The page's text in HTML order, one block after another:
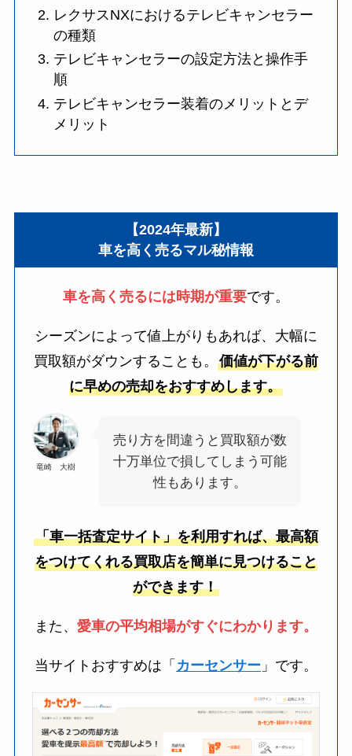
レクサスNXにおけるテレビキャンセラー
の種類
テレビキャンセラーの設定方法と操作手
順
テレビキャンセラー装着のメリットとデ
メリット
【2024年最新】
車を高く売るマル秘情報
車を高く売るには時期が重要です。
シーズンによって値上がりもあれば、大幅に
買取額がダウンすることも。 価値が下がる前
に早めの売却をおすすめします。
竜崎 大樹
売り方を間違うと買取額が数
十万単位で損してしまう可能
性もあります。
「車一括査定サイト」を利用すれば、最高額
をつけてくれる買取店を簡単に見つけること
ができます！
また、 愛車の平均相場がすぐにわかります。
当サイトおすすめは「 カーセンサー 」です。